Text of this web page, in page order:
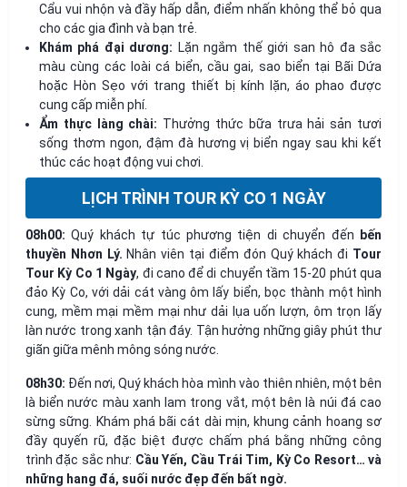
Cẩu vui nhộn và đầy hấp dẫn, điểm nhấn không thể bỏ qua
cho các gia đình và bạn trẻ.
Khám phá đại dương: Lặn ngắm thế giới san hô đa sắc
màu cùng các loài cá biển, cầu gai, sao biển tại Bãi Dứa
hoặc Hòn Sẹo với trang thiết bị kính lặn, áo phao được
cung cấp miễn phí.
Ẩm thực làng chài: Thưởng thức bữa trưa hải sản tươi
sống thơm ngon, đậm đà hương vị biển ngay sau khi kết
thúc các hoạt động vui chơi.
LỊCH TRÌNH TOUR KỲ CO 1 NGÀY
08h00: Quý khách tự túc phương tiện di chuyển đến
bến
thuyền Nhơn Lý. Nhân viên tại điểm đón Quý khách đi Tour
Tour Kỳ Co 1 Ngày, đi cano để di chuyển tầm 15-20 phút qua
đảo Kỳ Co, với dải cát vàng ôm lấy biển, bọc thành một hình
cung, mềm mại mềm mại như dải lụa uốn lượn, ôm trọn lấy
làn nước trong xanh tận đáy. Tận hưởng những giây phút thư
giãn giữa mênh mông sóng nước.
08h30: Đến nơi, Quý khách hòa mình vào thiên nhiên, một bên
là biển nước màu xanh lam trong vắt, một bên là núi đá cao
sừng sững. Khám phá bãi cát dài mịn, khung cảnh hoang sơ
đầy quyến rũ, đặc biệt được chấm phá bằng những công
trình đặc sắc như: Cầu Yến, Cầu Trái Tim, Kỳ Co Resort… và
những hang đá, suối nước đẹp đến bất ngờ.